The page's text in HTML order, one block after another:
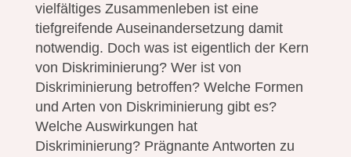
vielfältiges Zusammenleben ist eine
tiefgreifende Auseinandersetzung damit
notwendig. Doch was ist eigentlich der Kern
von Diskriminierung? Wer ist von
Diskriminierung betroffen? Welche Formen
und Arten von Diskriminierung gibt es?
Welche Auswirkungen hat
Diskriminierung? Prägnante Antworten zu